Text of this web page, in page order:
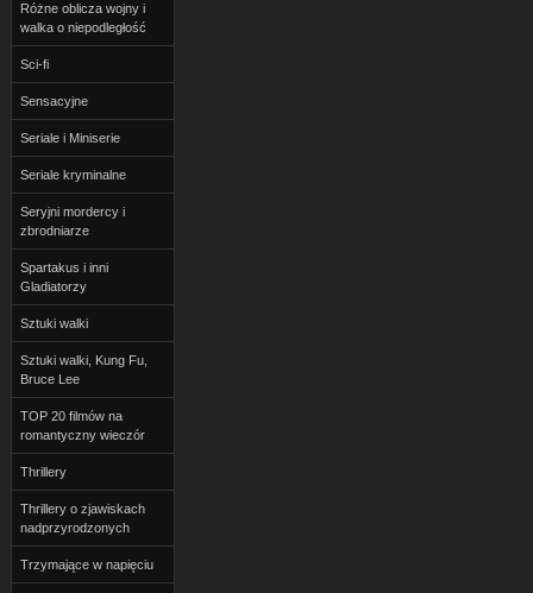
Różne oblicza wojny i
walka o niepodległość
Sci-fi
Sensacyjne
Seriale i Miniserie
Seriale kryminalne
Seryjni mordercy i
zbrodniarze
Spartakus i inni
Gladiatorzy
Sztuki walki
Sztuki walki, Kung Fu,
Bruce Lee
TOP 20 filmów na
romantyczny wieczór
Thrillery
Thrillery o zjawiskach
nadprzyrodzonych
Trzymające w napięciu